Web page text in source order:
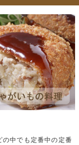
の中でも定番中の定番